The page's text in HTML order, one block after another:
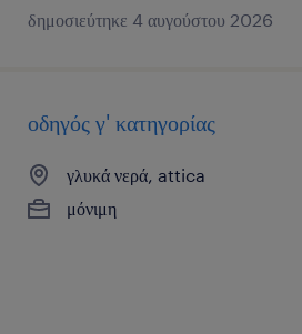
δημοσιεύτηκε 4 αυγούστου 2026
οδηγός γ' κατηγορίας
γλυκά νερά, attica
μόνιμη